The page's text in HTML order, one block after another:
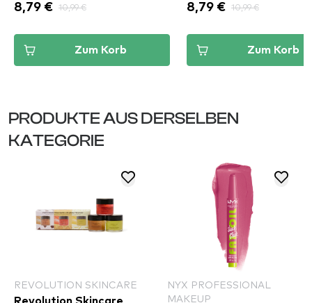
8,79 € 10,99 €
Zum Korb
8,79 € 10,99 €
Zum Korb
PRODUKTE AUS DERSELBEN
KATEGORIE
REVOLUTION SKINCARE
NYX PROFESSIONAL
MAKEUP